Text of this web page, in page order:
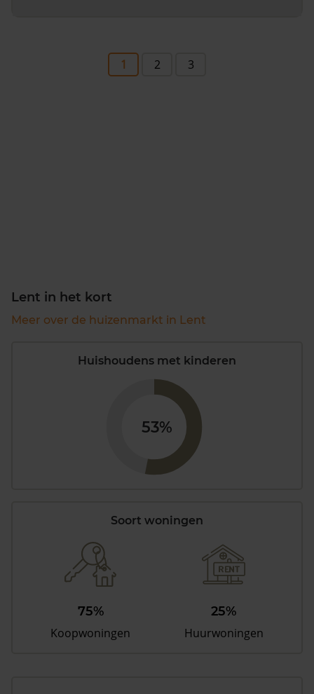
1 2 3
Lent in het kort
Meer over de huizenmarkt in Lent
Huishoudens met kinderen
53%
Soort woningen
75%
Koopwoningen
25%
Huurwoningen